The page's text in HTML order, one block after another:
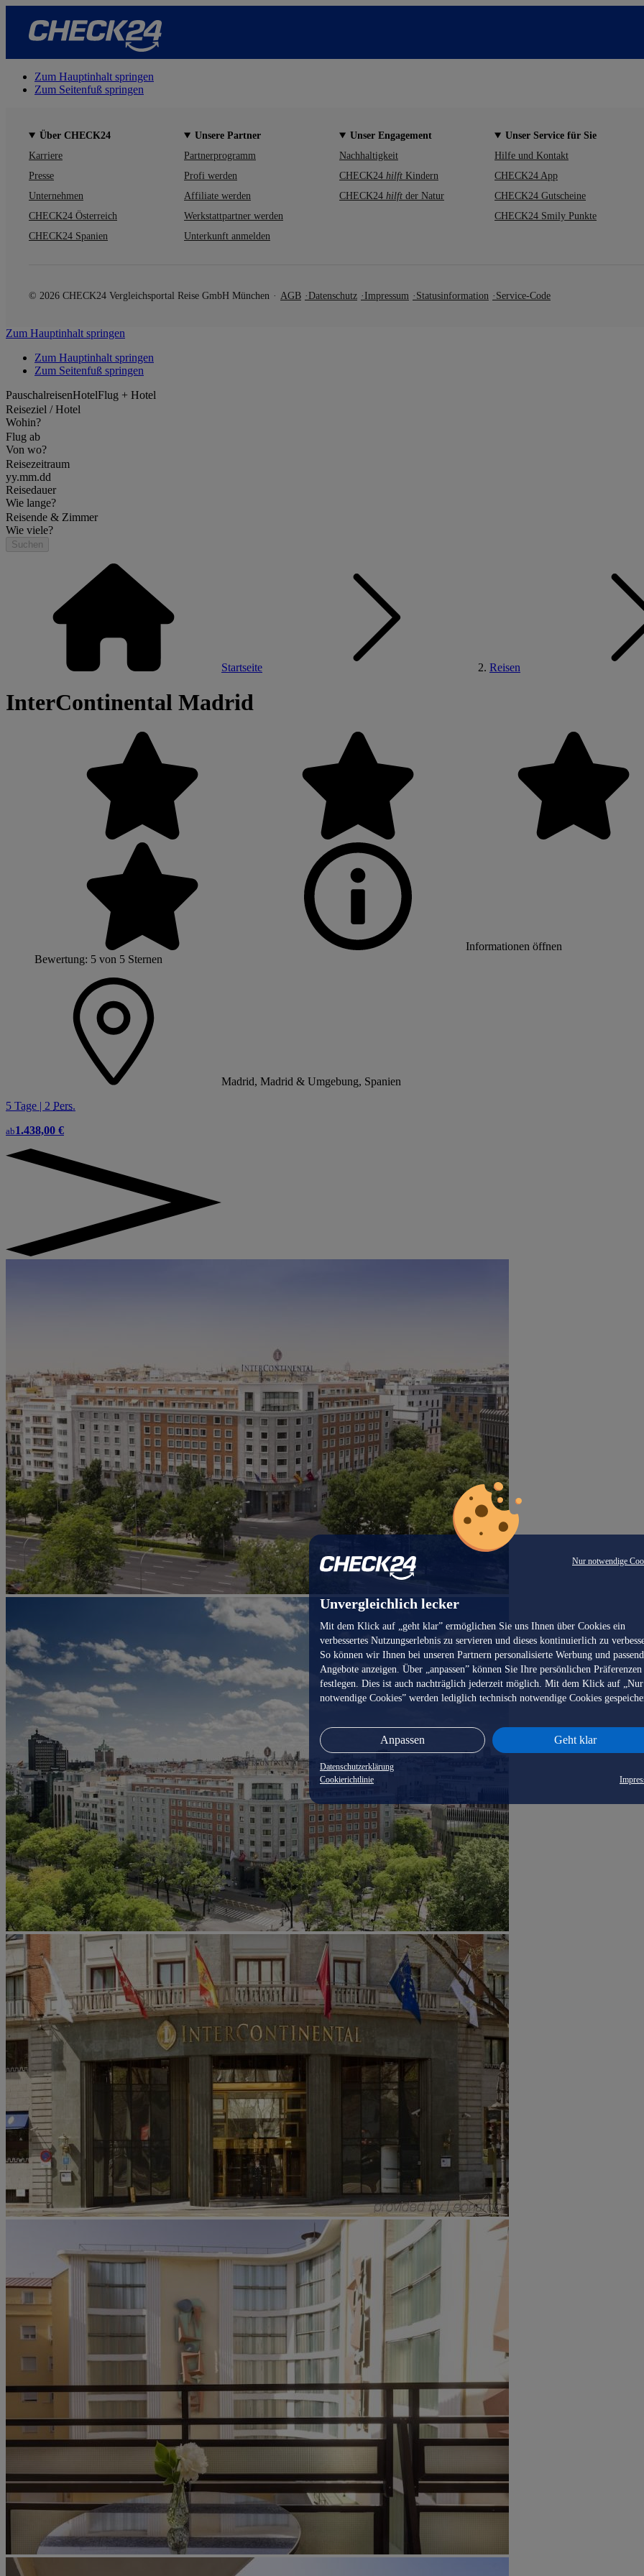
Nur notwendige
Unvergleichlich lecker
Mit dem Klick auf „geht klar” ermöglichen Sie uns Ihnen über Cookies ein
verbessertes Nutzungserlebnis zu servieren und dieses kontinuierlich zu
So können wir Ihnen bei unseren Partnern personalisierte Werbung und
Angebote anzeigen. Über „anpassen” können Sie Ihre persönlichen Präferenzen
festlegen. Dies ist auch nachträglich jederzeit möglich. Mit dem Klick auf „Nur
notwendige Cookies” werden lediglich technisch notwendige Cookies
Anpassen Geht klar
Datenschutzerklärung
Cookierichtlinie
Zum Hauptinhalt springen
Zum Seitenfuß springen
Über CHECK24
Karriere
Presse
Unternehmen
CHECK24 Österreich
CHECK24 Spanien
Unsere Partner
Partnerprogramm
Profi werden
Affiliate werden
Werkstattpartner werden
Unterkunft anmelden
Unser Engagement
Nachhaltigkeit
CHECK24 hilft Kindern
CHECK24 hilft der Natur
Unser Service für Sie
Hilfe und Kontakt
CHECK24 App
CHECK24 Gutscheine
CHECK24 Smily Punkte
© 2026 CHECK24 Vergleichsportal Reise GmbH München AGB Datenschutz Impressum Statusinformation Service-Code
Zum Hauptinhalt springen
Zum Hauptinhalt springen
Zum Seitenfuß springen
PauschalreisenHotelFlug + Hotel
Reiseziel / Hotel
Wohin?
Flug ab
Von wo?
Reisezeitraum
yy.mm.dd
Reisedauer
Wie lange?
Reisende & Zimmer
Wie viele?
Suchen
Startseite Reisen
InterContinental Madrid
Informationen öffnen
Bewertung: 5 von 5 Sternen
Madrid, Madrid & Umgebung, Spanien
5 Tage | 2 Pers.
ab1.438,00 €